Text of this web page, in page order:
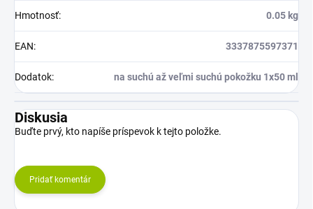
Hmotnosť: 0.05 kg
EAN: 3337875597371
Dodatok: na suchú až veľmi suchú pokožku 1x50 ml
Diskusia
Buďte prvý, kto napíše príspevok k tejto položke.
Pridať komentár